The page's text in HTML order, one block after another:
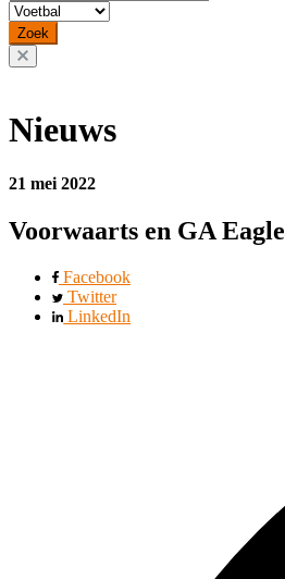
Zoek
Nieuws
21 mei 2022
Voorwaarts en GA
Facebook
Twitter
LinkedIn